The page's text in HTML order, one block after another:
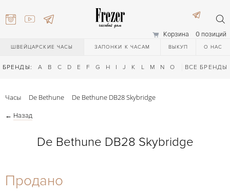
Корзина 0 позиций
ШВЕЙЦАРСКИЕ ЧАСЫ ЗАПОНКИ К ЧАСАМ ВЫКУП О НАС
БРЕНДЫ: A B C D E F G H I J K L M N O Q R S T
ВСЕ БРЕНДЫ
27-44
Часы De Bethune De Bethune DB28 Skybridge
← Назад
De Bethune DB28 Skybridge
Продано